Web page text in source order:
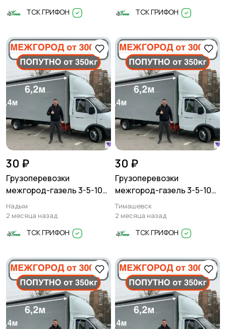
ТСК ГРИФОН ТСК ГРИФОН
30 ₽
Грузоперевозки
межгород-газель 3-5-10
тонн
Надым
2 месяца назад
ТСК ГРИФОН
30 ₽
Грузоперевозки
межгород-газель 3-5-10
тонн
Тимашевск
2 месяца назад
ТСК ГРИФОН